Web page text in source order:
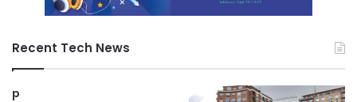
Recent Tech News
p